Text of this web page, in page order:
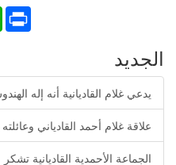
Print
الجديد
يدعي غلام القاديانية أنه إله
علاقة غلام أحمد القادياني
الجماعة الأحمدية القاديانية